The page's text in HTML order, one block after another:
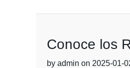
Conoce los
by admin on 2025-01-